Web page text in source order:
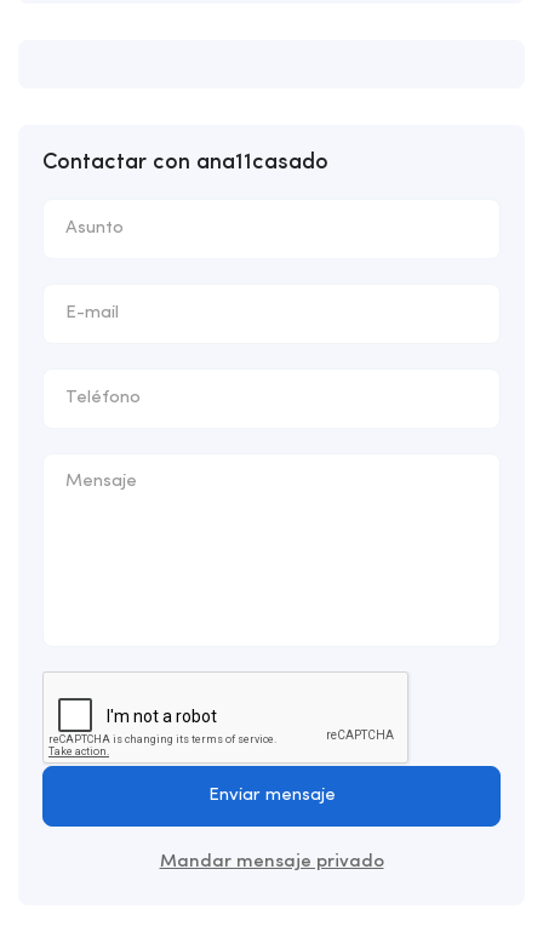
Contactar con ana11casado
Enviar mensaje
Mandar mensaje privado